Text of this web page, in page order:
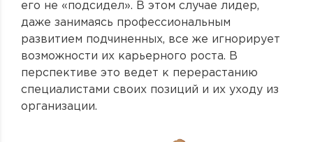
его не «подсидел». В этом случае лидер,
даже занимаясь профессиональным
развитием подчиненных, все же игнорирует
возможности их карьерного роста. В
перспективе это ведет к перерастанию
специалистами своих позиций и их уходу из
организации.